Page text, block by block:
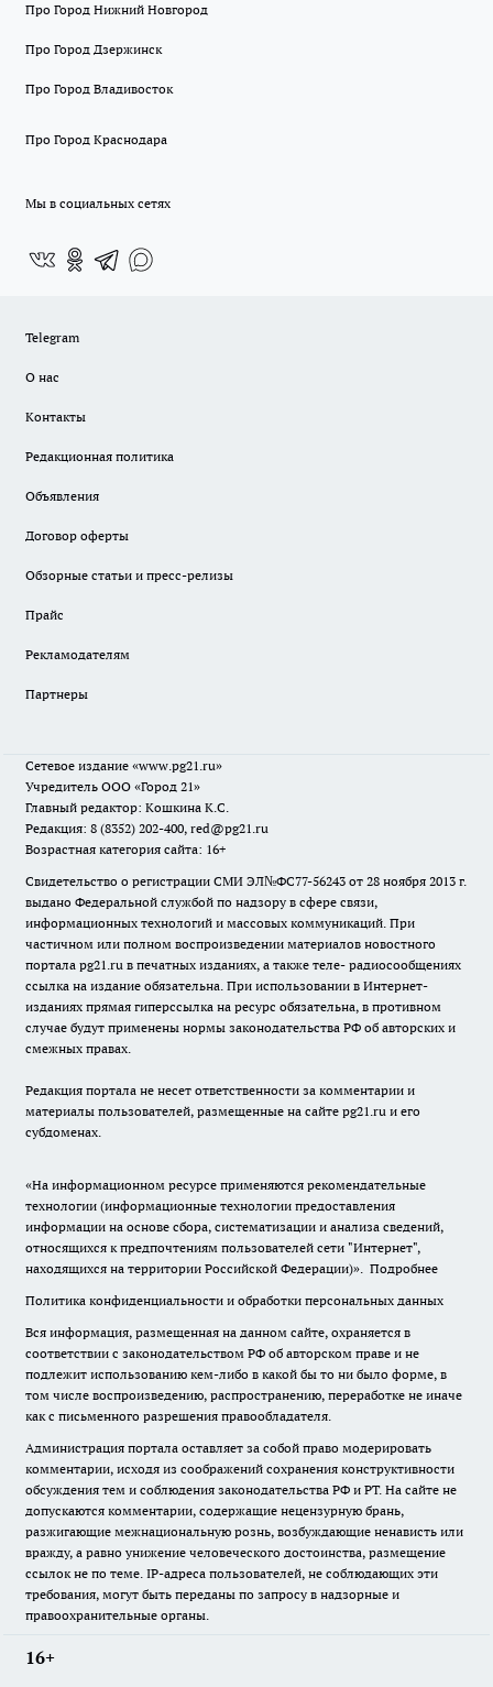
Про Город Нижний Новгород
Про Город Дзержинск
Про Город Владивосток
Про Город Краснодара
Мы в социальных сетях
Telegram
О нас
Контакты
Редакционная политика
Объявления
Договор оферты
Обзорные статьи и пресс-релизы
Прайс
Рекламодателям
Партнеры
Сетевое издание «www.pg21.ru»
Учредитель ООО «Город 21»
Главный редактор: Кошкина К.С.
Редакция: 8 (8352) 202-400, red@pg21.ru
Возрастная категория сайта: 16+
Свидетельство о регистрации СМИ ЭЛ№ФС77-56243 от 28 ноября 2013 г.
выдано Федеральной службой по надзору в сфере связи,
информационных технологий и массовых коммуникаций. При
частичном или полном воспроизведении материалов новостного
портала pg21.ru в печатных изданиях, а также теле- радиосообщениях
ссылка на издание обязательна. При использовании в Интернет-
изданиях прямая гиперссылка на ресурс обязательна, в противном
случае будут применены нормы законодательства РФ об авторских и
смежных правах.
Редакция портала не несет ответственности за комментарии и
материалы пользователей, размещенные на сайте pg21.ru и его
субдоменах.
«На информационном ресурсе применяются рекомендательные
технологии (информационные технологии предоставления
информации на основе сбора, систематизации и анализа сведений,
относящихся к предпочтениям пользователей сети "Интернет",
находящихся на территории Российской Федерации)». Подробнее
Политика конфиденциальности и обработки персональных данных
Вся информация, размещенная на данном сайте, охраняется в
соответствии с законодательством РФ об авторском праве и не
подлежит использованию кем-либо в какой бы то ни было форме, в
том числе воспроизведению, распространению, переработке не иначе
как с письменного разрешения правообладателя.
Администрация портала оставляет за собой право модерировать
комментарии, исходя из соображений сохранения конструктивности
обсуждения тем и соблюдения законодательства РФ и РТ. На сайте не
допускаются комментарии, содержащие нецензурную брань,
разжигающие межнациональную рознь, возбуждающие ненависть или
вражду, а равно унижение человеческого достоинства, размещение
ссылок не по теме. IP-адреса пользователей, не соблюдающих эти
требования, могут быть переданы по запросу в надзорные и
правоохранительные органы.
16+